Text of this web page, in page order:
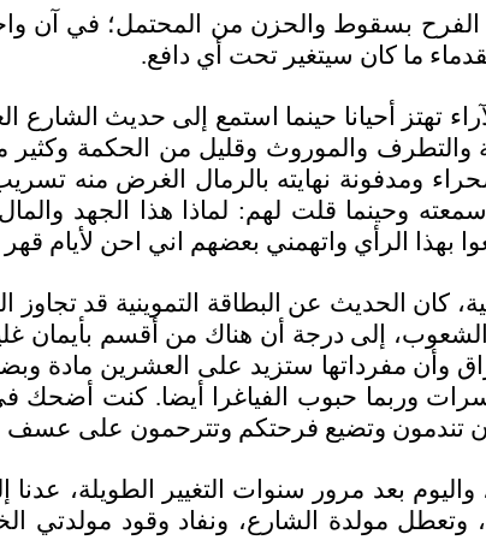
بسقوط والحزن من المحتمل؛ في آن
ما كان سيتغير تحت أي دافع.
أحيانا حينما استمع إلى حديث الشارع
والتطرف والموروث وقليل من الحكمة
ومدفونة نهايته بالرمال الغرض منه
سمعته وحينما قلت لهم: لماذا هذا الجهد
الرأي واتهمني بعضهم اني احن لأيام قهر
كان الحديث عن البطاقة التموينية قد تجاوز
إلى درجة أن هناك من أقسم بأيمان
وأن مفرداتها ستزيد على العشرين مادة
وربما حبوب الفياغرا أيضا. كنت
تندمون وتضيع فرحتكم وتترحمون على عسف
بعد مرور سنوات التغيير الطويلة، عدنا
مولدة الشارع، ونفاد وقود مولدتي